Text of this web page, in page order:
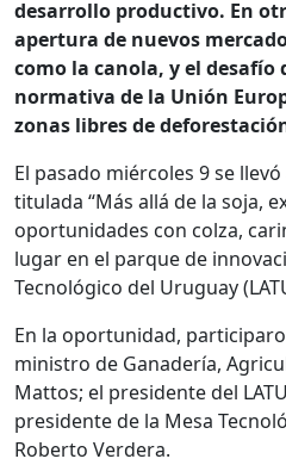
desarrollo productivo. En
apertura de nuevos
como la canola, y el desafío
normativa de la Unión
zonas libres de
El pasado miércoles 9 se
titulada “Más allá de la soja,
oportunidades con colza,
lugar en el parque de
Tecnológico del Uruguay
En la oportunidad,
ministro de Ganadería,
Mattos; el presidente del
presidente de la Mesa
Roberto Verdera.